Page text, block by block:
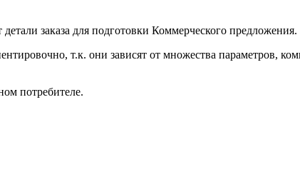
заказа для подготовки Коммерческого предложения.
т.к. они зависят от множества параметров,
потребителе.